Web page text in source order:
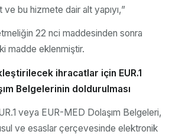
bu hizmete dair alt yapıyı,”
22 nci maddesinden sonra
madde eklenmiştir.
ihracatlar için EUR.1
Belgelerinin doldurulması
veya EUR-MED Dolaşım Belgeleri,
ve esaslar çerçevesinde elektronik